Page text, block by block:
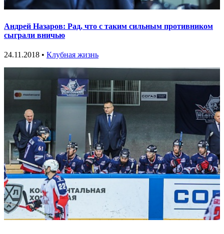
Андрей Назаров: Рад, что с таким сильным противником
сыграли вничью
24.11.2018 • Клубная жизнь